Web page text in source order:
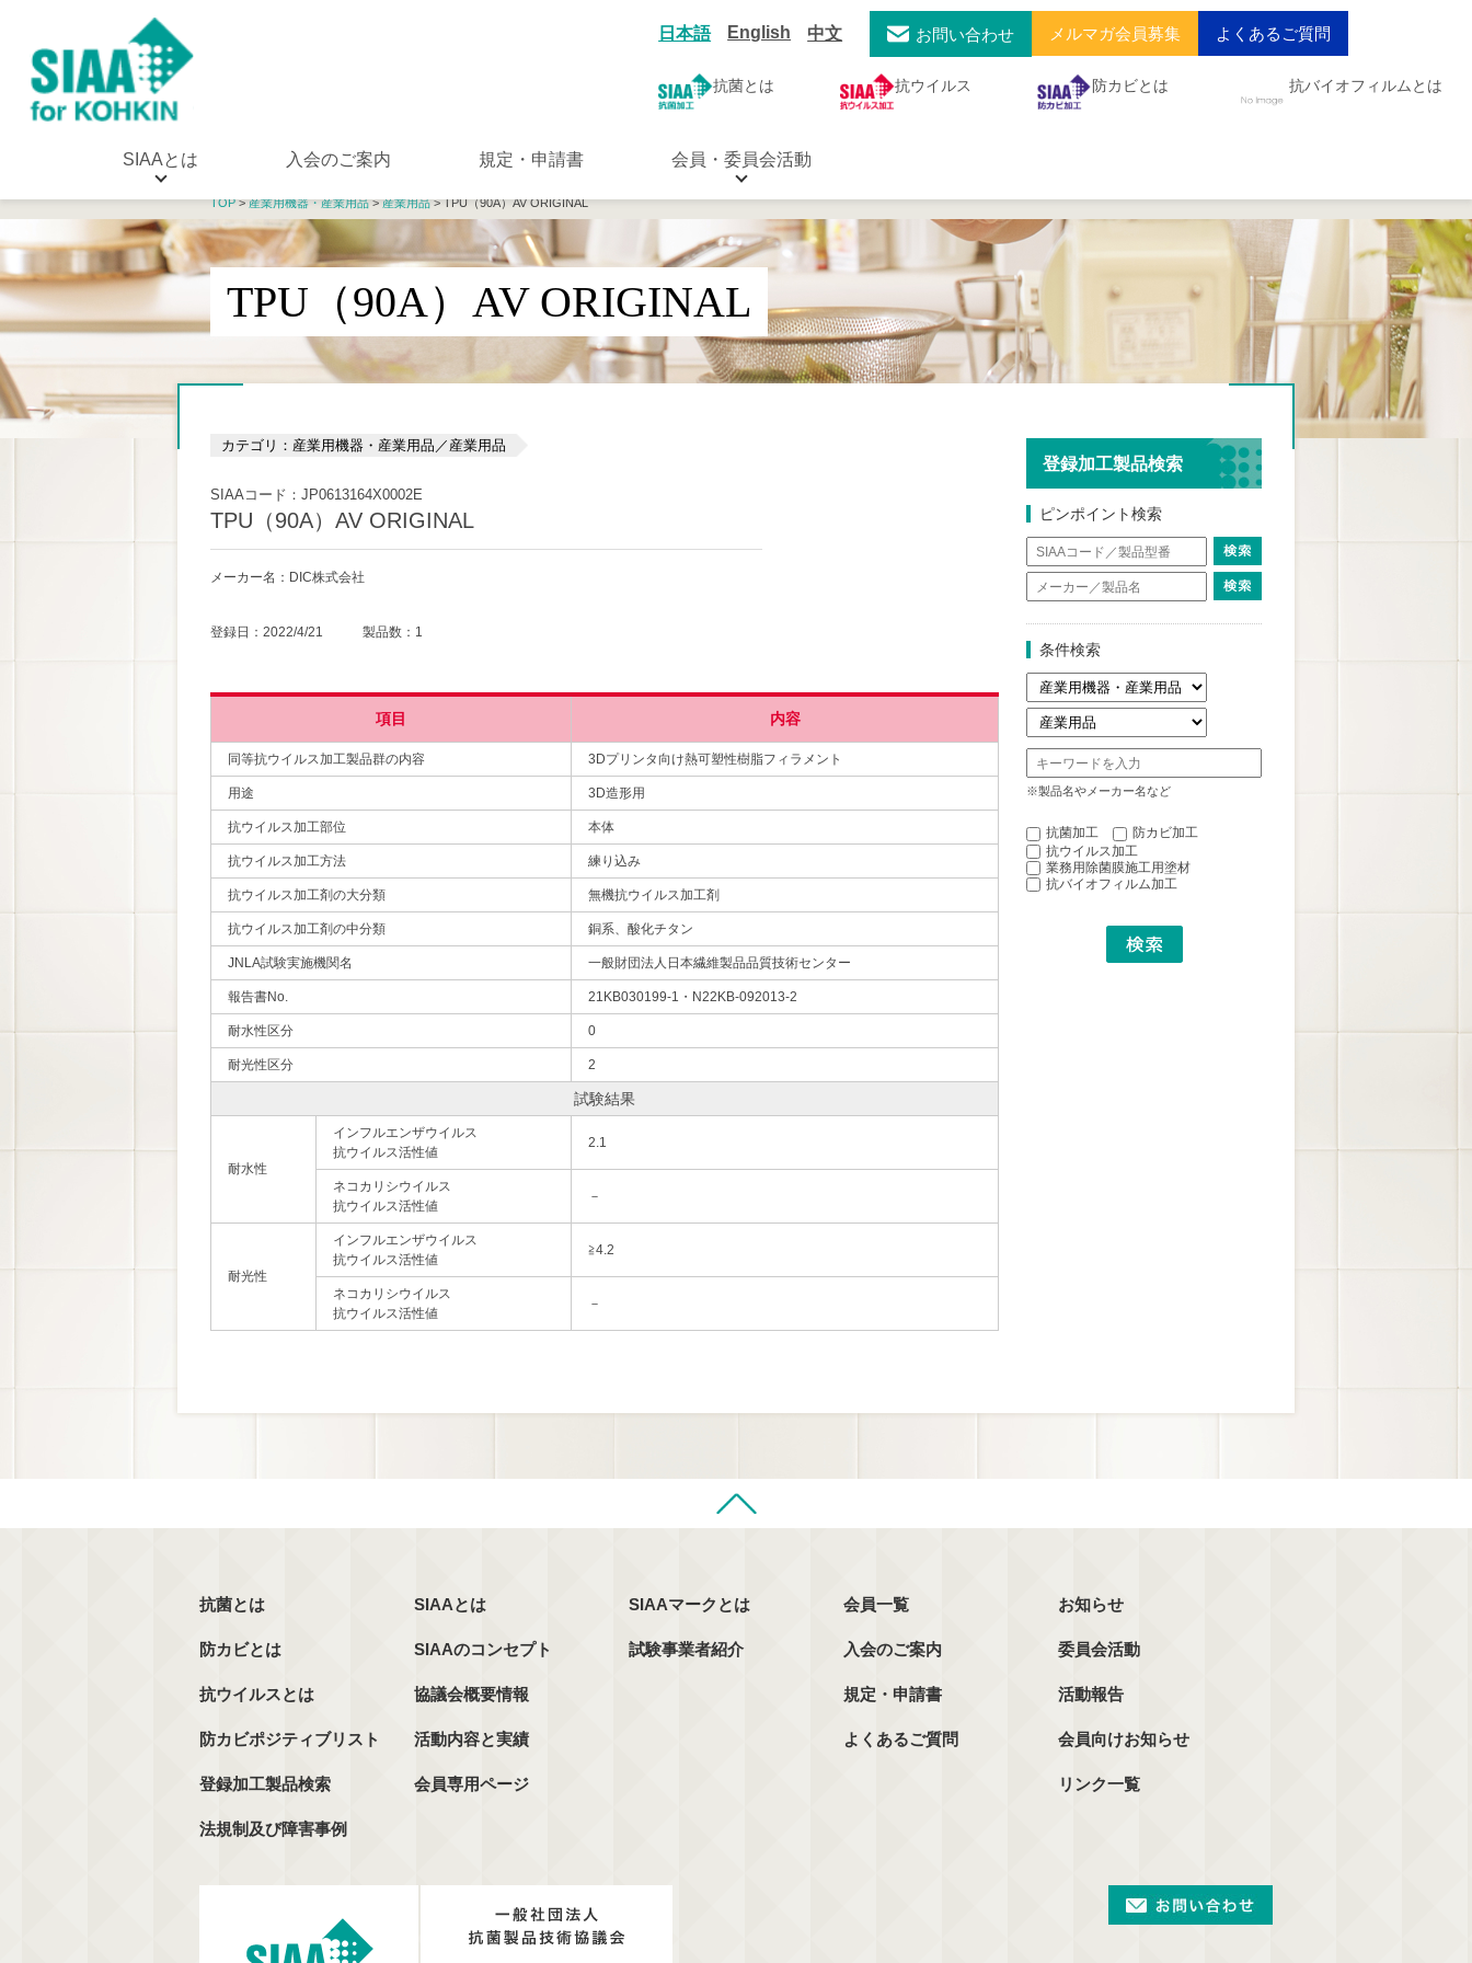
日本語 English 中文 お問い合わせ メルマガ会員募集 よくあるご質問
抗菌とは 抗ウイルス 防カビとは 抗バイオフィルムとは
SIAAとは 入会のご案内 規定・申請書 会員・委員会活動
TOP>産業用機器・産業用品>産業用品> TPU（90A）AV ORIGINAL
TPU（90A）AV ORIGINAL
カテゴリ：産業用機器・産業用品／産業用品
SIAAコード：JP0613164X0002E
TPU（90A）AV ORIGINAL
メーカー名：DIC株式会社
登録日：2022/4/21 製品数：1
項目 内容
同等抗ウイルス加工製品群の内容 3Dプリンタ向け熱可塑性樹脂フィラメント
用途 3D造形用
抗ウイルス加工部位 本体
抗ウイルス加工方法 練り込み
抗ウイルス加工剤の大分類 無機抗ウイルス加工剤
抗ウイルス加工剤の中分類 銅系、酸化チタン
JNLA試験実施機関名 一般財団法人日本繊維製品品質技術センター
報告書No. 21KB030199-1・N22KB-092013-2
耐水性区分 0
耐光性区分 2
試験結果
耐水性
インフルエンザウイルス
抗ウイルス活性値
2.1
ネコカリシウイルス
抗ウイルス活性値
－
耐光性
インフルエンザウイルス
抗ウイルス活性値
≧4.2
ネコカリシウイルス
抗ウイルス活性値
－
登録加工製品検索
ピンポイント検索
条件検索
※製品名やメーカー名など
抗菌加工
防カビ加工
抗ウイルス加工
業務用除菌膜施工用塗材
抗バイオフィルム加工
抗菌とは
防カビとは
抗ウイルスとは
防カビポジティブリスト
登録加工製品検索
法規制及び障害事例
SIAAとは
SIAAのコンセプト
協議会概要情報
活動内容と実績
会員専用ページ
SIAAマークとは
試験事業者紹介
会員一覧
入会のご案内
規定・申請書
よくあるご質問
お知らせ
委員会活動
活動報告
会員向けお知らせ
リンク一覧